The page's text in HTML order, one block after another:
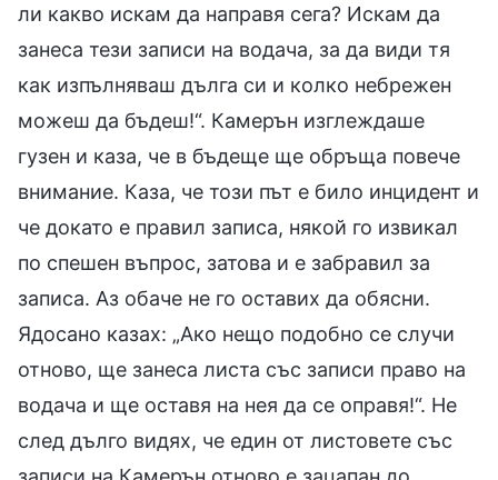
ли какво искам да направя сега? Искам да
занеса тези записи на водача, за да види тя
как изпълняваш дълга си и колко небрежен
можеш да бъдеш!“. Камерън изглеждаше
гузен и каза, че в бъдеще ще обръща повече
внимание. Каза, че този път е било инцидент и
че докато е правил записа, някой го извикал
по спешен въпрос, затова и е забравил за
записа. Аз обаче не го оставих да обясни.
Ядосано казах: „Ако нещо подобно се случи
отново, ще занеса листа със записи право на
водача и ще оставя на нея да се оправя!“. Не
след дълго видях, че един от листовете със